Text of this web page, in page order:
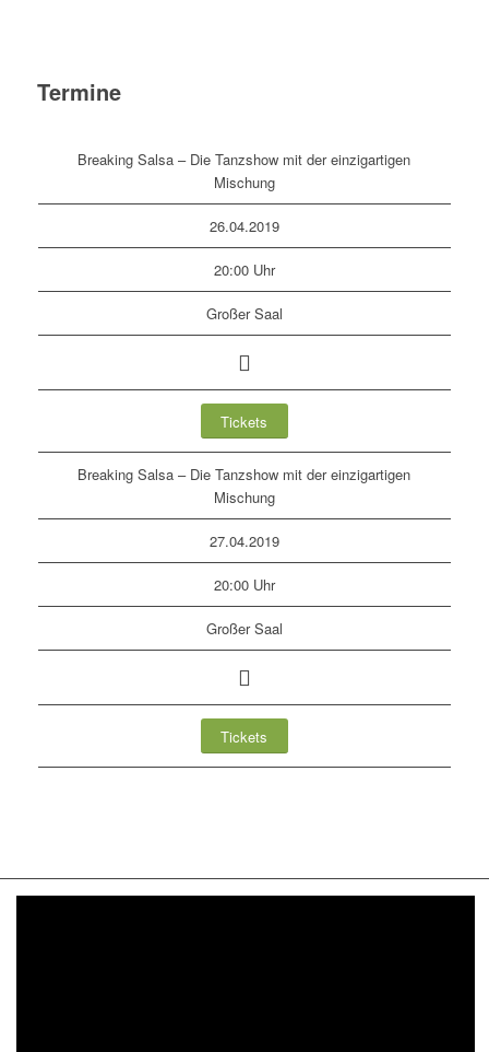
Termine
Breaking Salsa – Die Tanzshow mit der einzigartigen
Mischung
26.04.2019
20:00 Uhr
Großer Saal
Tickets
Breaking Salsa – Die Tanzshow mit der einzigartigen
Mischung
27.04.2019
20:00 Uhr
Großer Saal
Tickets